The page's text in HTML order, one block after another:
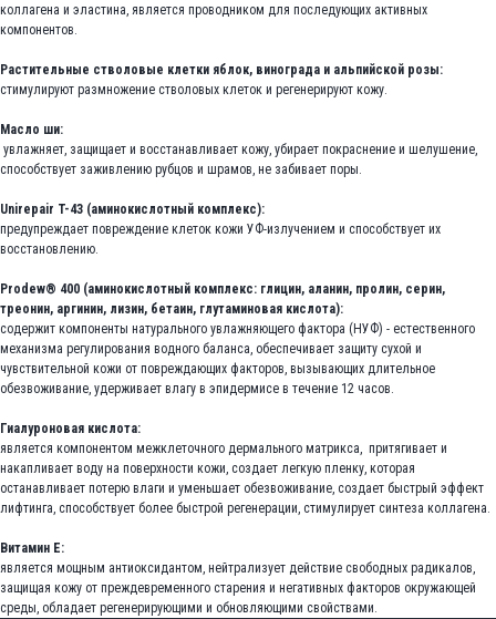
коллагена и эластина, является проводником для последующих активных
компонентов.
Растительные стволовые клетки яблок, винограда и альпийской розы:
стимулируют размножение стволовых клеток и регенерируют кожу.
Масло ши:
увлажняет, защищает и восстанавливает кожу, убирает покраснение и шелушение,
способствует заживлению рубцов и шрамов, не забивает поры.
Unirepair T-43 (аминокислотный комплекс):
предупреждает повреждение клеток кожи УФ-излучением и способствует их
восстановлению.
Prodew® 400 (аминокислотный комплекс: глицин, аланин, пролин, серин,
треонин, аргинин, лизин, бетаин, глутаминовая кислота):
содержит компоненты натурального увлажняющего фактора (НУФ) - естественного
механизма регулирования водного баланса, обеспечивает защиту сухой и
чувствительной кожи от повреждающих факторов, вызывающих длительное
обезвоживание, удерживает влагу в эпидермисе в течение 12 часов.
Гиалуроновая кислота:
является компонентом межклеточного дермального матрикса, притягивает и
накапливает воду на поверхности кожи, создает легкую пленку, которая
останавливает потерю влаги и уменьшает обезвоживание, создает быстрый эффект
лифтинга, способствует более быстрой регенерации, стимулирует синтеза коллагена.
Витамин Е:
является мощным антиоксидантом, нейтрализует действие свободных радикалов,
защищая кожу от преждевременного старения и негативных факторов окружающей
среды, обладает регенерирующими и обновляющими свойствами.